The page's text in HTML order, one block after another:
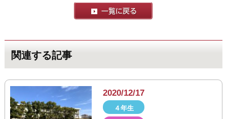
関連する記事
2020/12/17
４年生